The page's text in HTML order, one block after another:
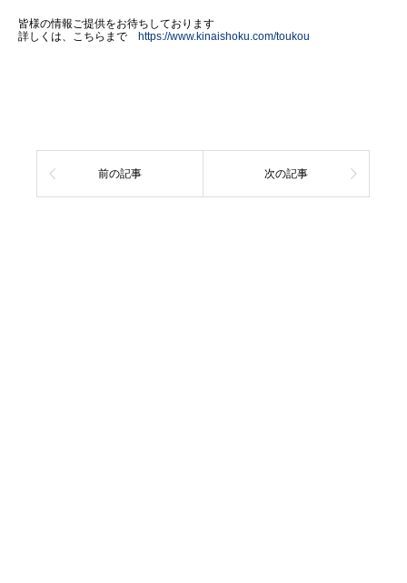
皆様の情報ご提供をお待ちしております
詳しくは、こちらまで https://www.kinaishoku.com/toukou
前の記事 次の記事